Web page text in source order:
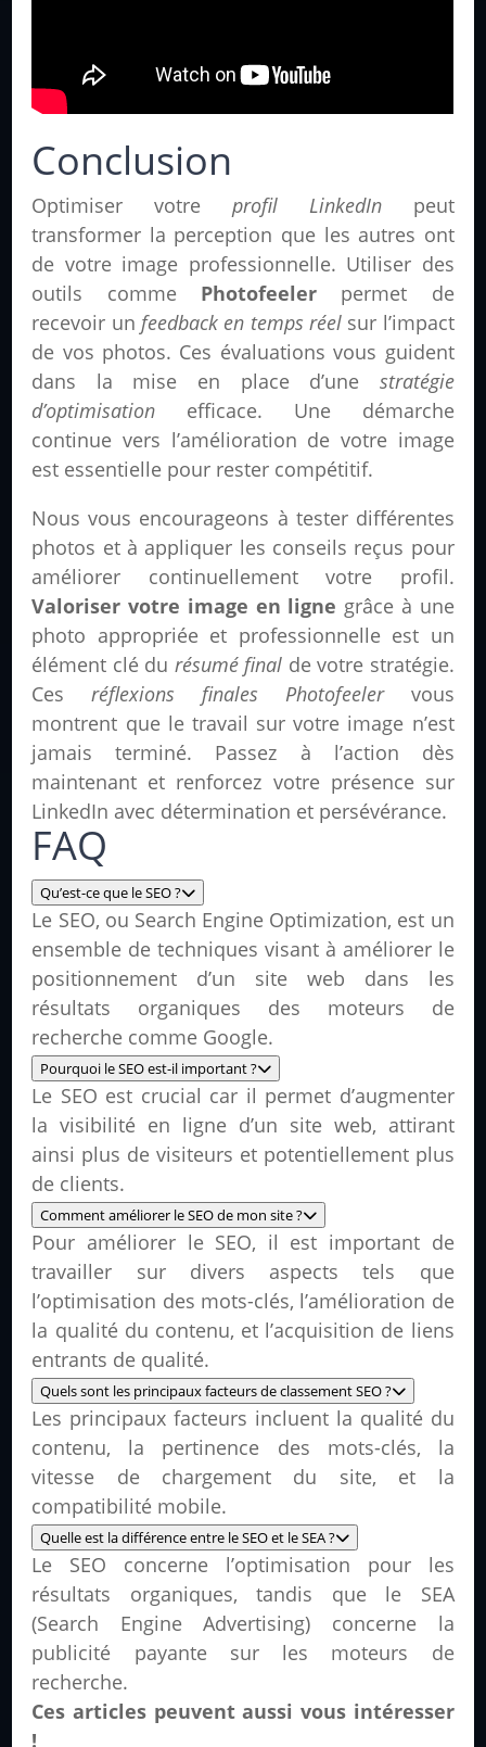
Conclusion
Optimiser votre profil LinkedInpeut
transformer la perception que les autres ont
de votre image professionnelle. Utiliser des
outils comme Photofeeler permet de
recevoir unfeedback en temps réelsur l’impact
de vos photos. Ces évaluations vous guident
dans la mise en place d’une stratégie
d’optimisation efficace. Une démarche
continue vers l’amélioration de votre image
est essentielle pour rester compétitif.
Nous vous encourageons à tester différentes
photos et à appliquer les conseils reçus pour
améliorer continuellement votre profil.
Valoriser votre image en ligne grâce à une
photo appropriée et professionnelle est un
élément clé du résumé final de votre stratégie.
Cesréflexions finales Photofeelervous
montrent que le travail sur votre image n’est
jamais terminé. Passez à l’action dès
maintenant et renforcez votre présence sur
LinkedIn avec détermination et persévérance.
FAQ
Qu’est-ce que le SEO ?
Le SEO, ou Search Engine Optimization, est un
ensemble de techniques visant à améliorer le
positionnement d’un site web dans les
résultats organiques des moteurs de
recherche comme Google.
Pourquoi le SEO est-il important ?
Le SEO est crucial car il permet d’augmenter
la visibilité en ligne d’un site web, attirant
ainsi plus de visiteurs et potentiellement plus
de clients.
Comment améliorer le SEO de mon site ?
Pour améliorer le SEO, il est important de
travailler sur divers aspects tels que
l’optimisation des mots-clés, l’amélioration de
la qualité du contenu, et l’acquisition de liens
entrants de qualité.
Quels sont les principaux facteurs de classement SEO ?
Les principaux facteurs incluent la qualité du
contenu, la pertinence des mots-clés, la
vitesse de chargement du site, et la
compatibilité mobile.
Quelle est la différence entre le SEO et le SEA ?
Le SEO concerne l’optimisation pour les
résultats organiques, tandis que le SEA
(Search Engine Advertising) concerne la
publicité payante sur les moteurs de
recherche.
Ces articles peuvent aussi vous intéresser
!